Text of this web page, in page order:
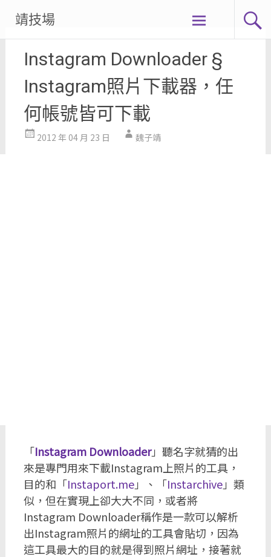
content
靖技場
Instagram Downloader §
Instagram照片下載器，任
何帳號皆可下載
2012 年 04 月 23 日 魏子靖
「Instagram Downloader」聽名字就猜的出
來是專門用來下載Instagram上照片的工具，
目的和「Instaport.me」、「Instarchive」類
似，但在實現上卻大大不同，或者將
Instagram Downloader稱作是一款可以解析
出Instagram照片的網址的工具會貼切，因為
這工具最大的目的就是得到照片網址，接著就